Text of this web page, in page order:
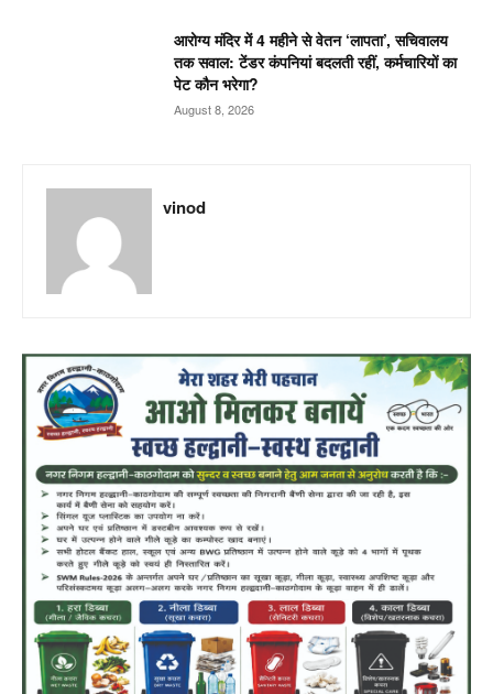
आरोग्य मंदिर में 4 महीने से वेतन ‘लापता’, सचिवालय
तक सवाल: टेंडर कंपनियां बदलती रहीं, कर्मचारियों का
पेट कौन भरेगा?
August 8, 2026
vinod